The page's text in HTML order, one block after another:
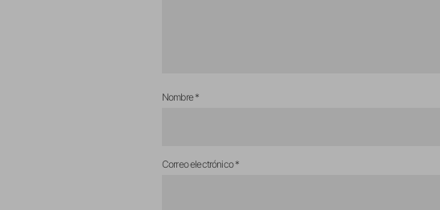
Nombre*
Correo electrónico*